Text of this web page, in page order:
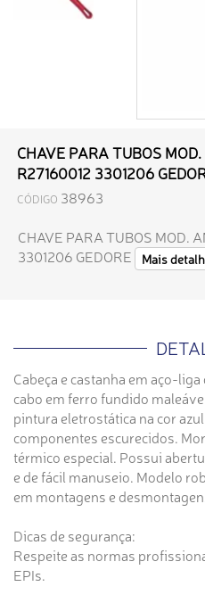
CHAVE PARA TUBOS
R27160012 3301206
CÓDIGO 38963
CHAVE PARA TUBOS MOD.
3301206 GEDORE
Mais
Cabeça e castanha em aço-
cabo em ferro fundido
pintura eletrostática na cor
componentes escurecidos.
térmico especial. Possui
e de fácil manuseio. Modelo
em montagens e
Dicas de segurança:
Respeite as normas
EPIs.